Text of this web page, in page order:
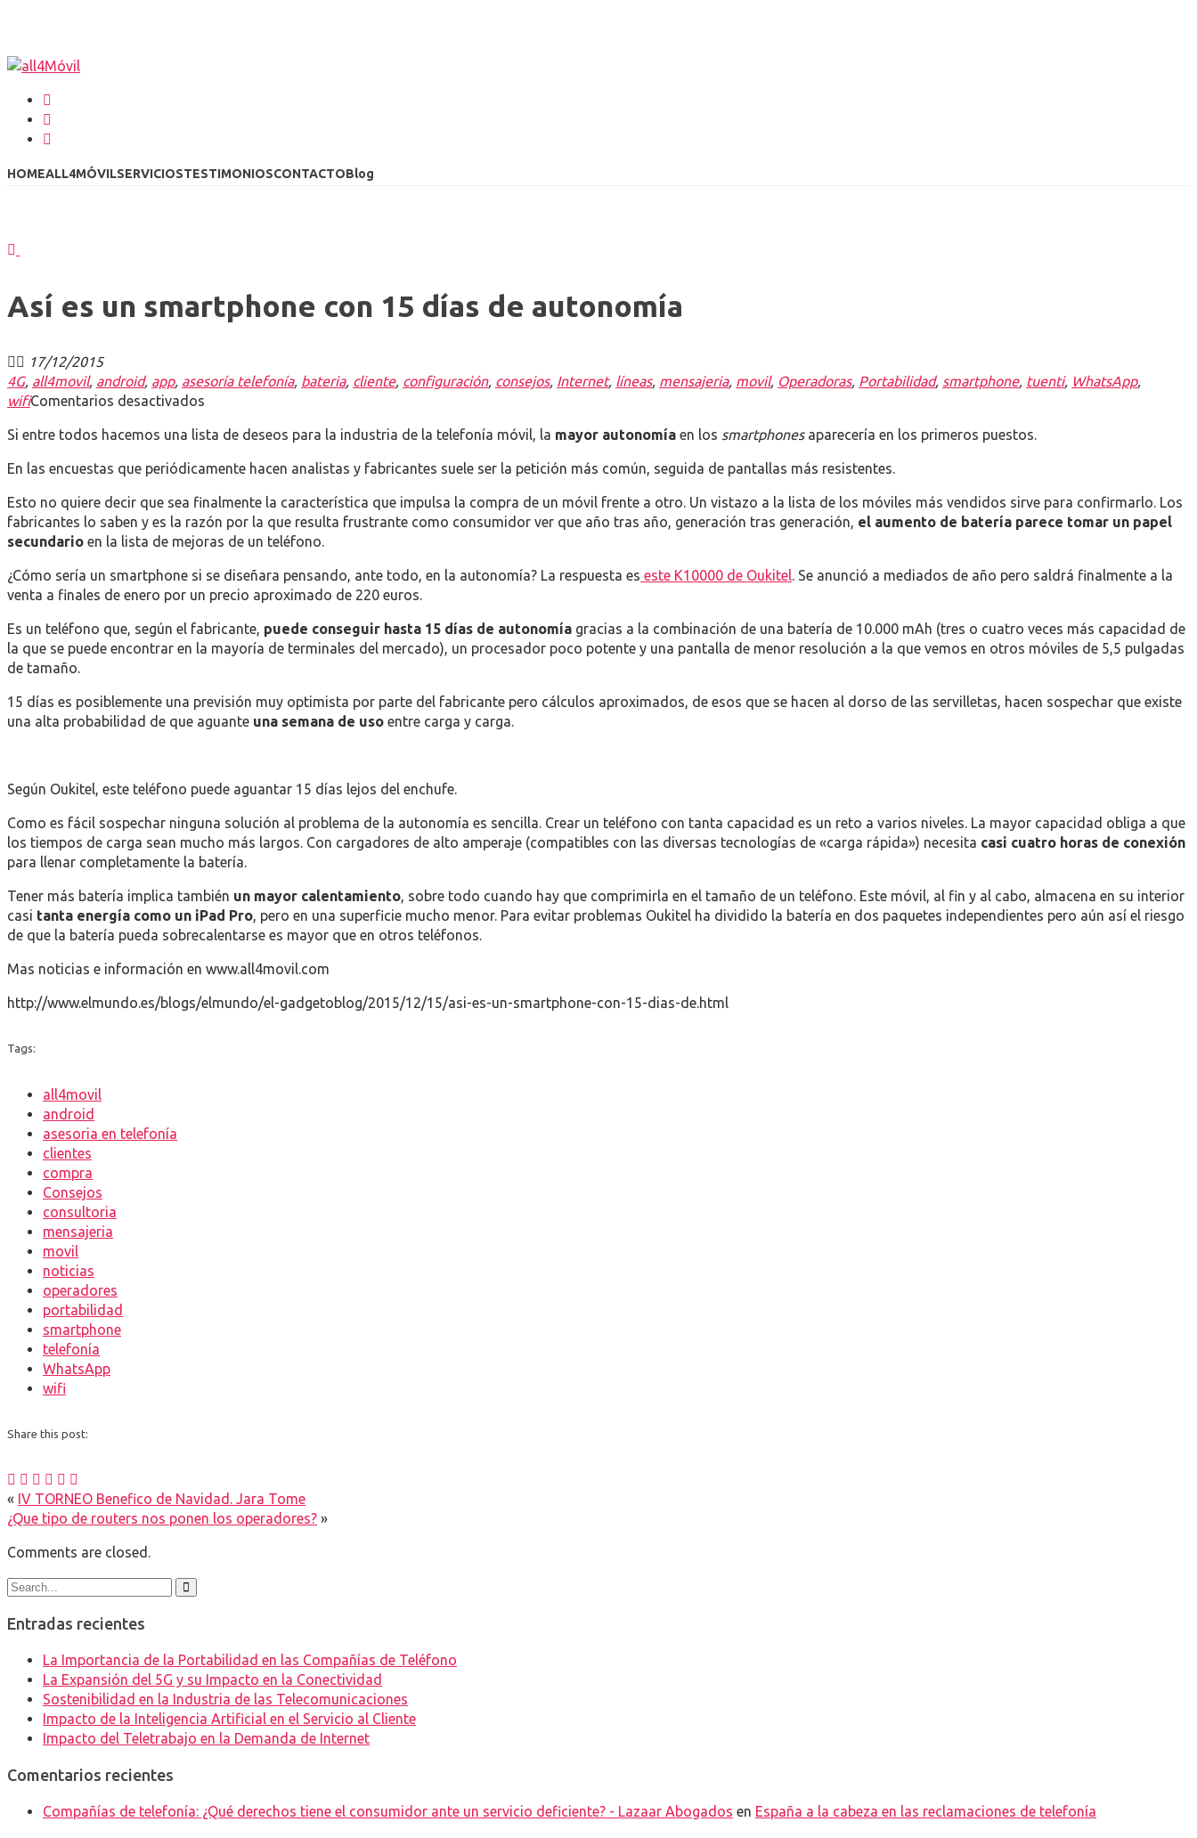
HOMEALL4MÓVILSERVICIOSTESTIMONIOSCONTACTOBlog
Así es un smartphone con 15 días de autonomía
17/12/2015
4G, all4movil, android, app, asesoría telefonía, bateria, cliente, configuración, consejos, Internet, líneas, mensajeria, movil, Operadoras, Portabilidad, smartphone, tuenti, WhatsApp,
wifiComentarios desactivados
es
smartphone
con
15
días
autonomía
Si entre todos hacemos una lista de deseos para la industria de la telefonía móvil, la mayor autonomía en los smartphonesaparecería en los primeros puestos.
En las encuestas que periódicamente hacen analistas y fabricantes suele ser la petición más común, seguida de pantallas más resistentes.
Esto no quiere decir que sea finalmente la característica que impulsa la compra de un móvil frente a otro. Un vistazo a la lista de los móviles más vendidos sirve para confirmarlo. Los
fabricantes lo saben y es la razón por la que resulta frustrante como consumidor ver que año tras año, generación tras generación, el aumento de batería parece tomar un papel
secundario en la lista de mejoras de un teléfono.
¿Cómo sería un smartphone si se diseñara pensando, ante todo, en la autonomía? La respuesta es este K10000 de Oukitel. Se anunció a mediados de año pero saldrá finalmente a la
venta a finales de enero por un precio aproximado de 220 euros.
Es un teléfono que, según el fabricante, puede conseguir hasta 15 días de autonomía gracias a la combinación de una batería de 10.000 mAh (tres o cuatro veces más capacidad de
la que se puede encontrar en la mayoría de terminales del mercado), un procesador poco potente y una pantalla de menor resolución a la que vemos en otros móviles de 5,5 pulgadas
de tamaño.
15 días es posiblemente una previsión muy optimista por parte del fabricante pero cálculos aproximados, de esos que se hacen al dorso de las servilletas, hacen sospechar que existe
una alta probabilidad de que aguante una semana de uso entre carga y carga.
Según Oukitel, este teléfono puede aguantar 15 días lejos del enchufe.
Como es fácil sospechar ninguna solución al problema de la autonomía es sencilla. Crear un teléfono con tanta capacidad es un reto a varios niveles. La mayor capacidad obliga a que
los tiempos de carga sean mucho más largos. Con cargadores de alto amperaje (compatibles con las diversas tecnologías de «carga rápida») necesita casi cuatro horas de conexión
para llenar completamente la batería.
Tener más batería implica también un mayor calentamiento, sobre todo cuando hay que comprimirla en el tamaño de un teléfono. Este móvil, al fin y al cabo, almacena en su interior
casi tanta energía como un iPad Pro, pero en una superficie mucho menor. Para evitar problemas Oukitel ha dividido la batería en dos paquetes independientes pero aún así el riesgo
de que la batería pueda sobrecalentarse es mayor que en otros teléfonos.
Mas noticias e información en www.all4movil.com
http://www.elmundo.es/blogs/elmundo/el-gadgetoblog/2015/12/15/asi-es-un-smartphone-con-15-dias-de.html
Tags:
all4movil
android
asesoria en telefonía
clientes
compra
Consejos
consultoria
mensajeria
movil
noticias
operadores
portabilidad
smartphone
telefonía
WhatsApp
wifi
Share this post:
« IV TORNEO Benefico de Navidad. Jara Tome
¿Que tipo de routers nos ponen los operadores? »
Comments are closed.
Entradas recientes
La Importancia de la Portabilidad en las Compañías de Teléfono
La Expansión del 5G y su Impacto en la Conectividad
Sostenibilidad en la Industria de las Telecomunicaciones
Impacto de la Inteligencia Artificial en el Servicio al Cliente
Impacto del Teletrabajo en la Demanda de Internet
Comentarios recientes
Compañías de telefonía: ¿Qué derechos tiene el consumidor ante un servicio deficiente? - Lazaar Abogados en España a la cabeza en las reclamaciones de telefonía